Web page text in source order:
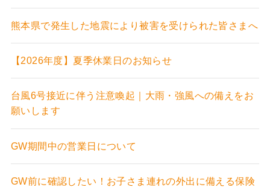
熊本県で発生した地震により被害を受けられた皆さまへ
【2026年度】夏季休業日のお知らせ
台風6号接近に伴う注意喚起｜大雨・強風への備えをお
願いします
GW期間中の営業日について
GW前に確認したい！お子さま連れの外出に備える保険